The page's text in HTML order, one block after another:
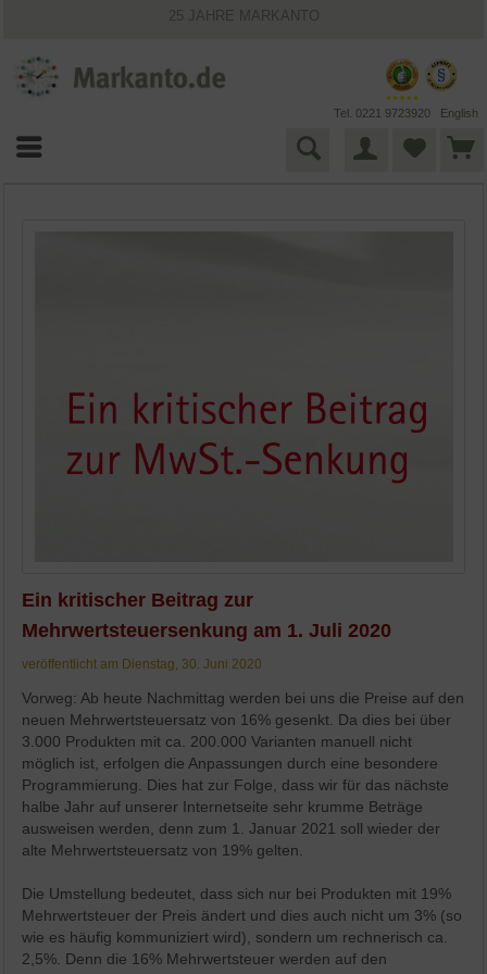
25 JAHRE MARKANTO
VIELFÄLTIGE ZAHLUNGSMÖGLICHKEITEN
BESTPRICE-GARANTIE
Tel. 0221 9723920 English
Ein kritischer Beitrag zur
Mehrwertsteuersenkung am 1. Juli 2020
veröffentlicht am Dienstag, 30. Juni 2020
Vorweg: Ab heute Nachmittag werden bei uns die Preise auf den
neuen Mehrwertsteuersatz von 16% gesenkt. Da dies bei über
3.000 Produkten mit ca. 200.000 Varianten manuell nicht
möglich ist, erfolgen die Anpassungen durch eine besondere
Programmierung. Dies hat zur Folge, dass wir für das nächste
halbe Jahr auf unserer Internetseite sehr krumme Beträge
ausweisen werden, denn zum 1. Januar 2021 soll wieder der
alte Mehrwertsteuersatz von 19% gelten.
Die Umstellung bedeutet, dass sich nur bei Produkten mit 19%
Mehrwertsteuer der Preis ändert und dies auch nicht um 3% (so
wie es häufig kommuniziert wird), sondern um rechnerisch ca.
2,5%. Denn die 16% Mehrwertsteuer werden auf den